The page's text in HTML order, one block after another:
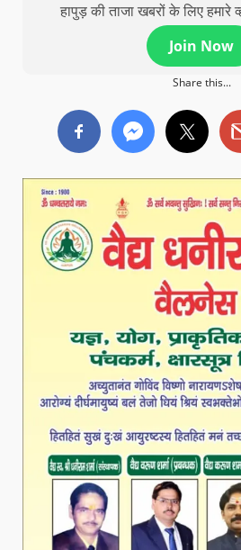
हापुड़ की ताजा खबरों के लिए
Join Now
Share this...